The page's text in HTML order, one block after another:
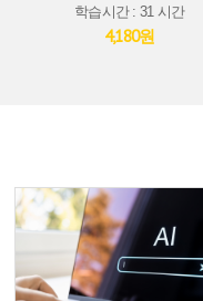
학습시간 : 31 시간
4,180원